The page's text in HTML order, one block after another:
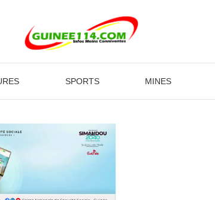
SPORTS MINES